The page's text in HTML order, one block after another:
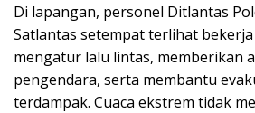
Di lapangan, personel Ditlantas
Satlantas setempat terlihat
mengatur lalu lintas, memberikan
pengendara, serta membantu
terdampak. Cuaca ekstrem tidak